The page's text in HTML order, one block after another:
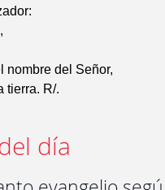
nombre del Señor,
tierra. R/.
día